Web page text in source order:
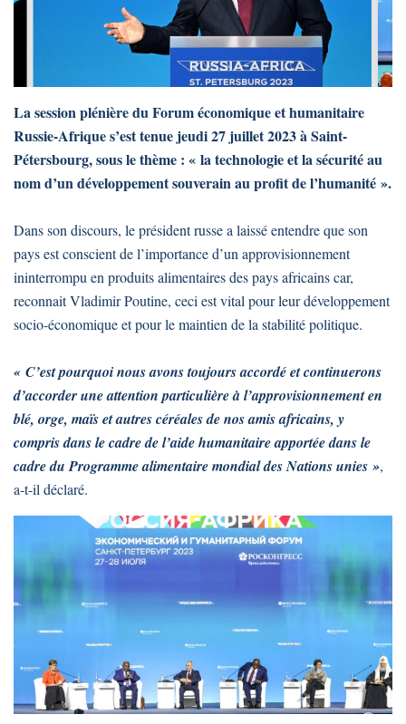
La session plénière du Forum économique et humanitaire
Russie-Afrique s’est tenue jeudi 27 juillet 2023 à Saint-
Pétersbourg, sous le thème : « la technologie et la sécurité au
nom d’un développement souverain au profit de l’humanité ».
Dans son discours, le président russe a laissé entendre que son
pays est conscient de l’importance d’un approvisionnement
ininterrompu en produits alimentaires des pays africains car,
reconnait Vladimir Poutine, ceci est vital pour leur développement
socio-économique et pour le maintien de la stabilité politique.
« C’est pourquoi nous avons toujours accordé et continuerons
d’accorder une attention particulière à l’approvisionnement en
blé, orge, maïs et autres céréales de nos amis africains, y
compris dans le cadre de l’aide humanitaire apportée dans le
cadre du Programme alimentaire mondial des Nations unies »,
a-t-il déclaré.